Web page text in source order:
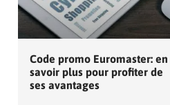
Code promo Euromaster: en
savoir plus pour profiter de
ses avantages